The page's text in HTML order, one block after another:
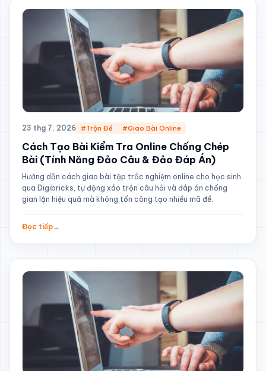
23 thg 7, 2026 #Trộn Đề #Giao Bài Online
Cách Tạo Bài Kiểm Tra Online Chống Chép
Bài (Tính Năng Đảo Câu & Đảo Đáp Án)
Hướng dẫn cách giao bài tập trắc nghiệm online cho học sinh
qua Digibricks, tự động xáo trộn câu hỏi và đáp án chống
gian lận hiệu quả mà không tốn công tạo nhiều mã đề.
Đọc tiếp→